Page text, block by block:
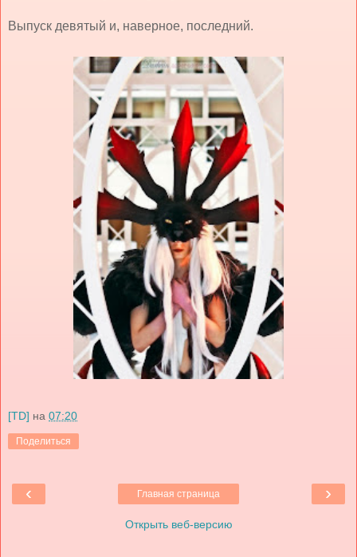
Выпуск девятый и, наверное, последний.
[TD] на 07:20
Поделиться
‹ ›
Главная страница
Открыть веб-версию